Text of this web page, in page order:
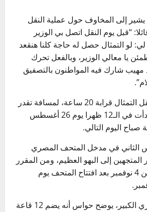
إلى المخاوف حول عملية النقل
“قبل يوم النقل اتصل بي الوزير
لو التمثال حصل له حاجة كلنا هنقعد
يا معالي الوزير، وبالفعل تحرك
شارك فيه المواطنون بالتصفيق
واستغرقت عملية نقل التمثال قرابة 20 ساعة، لمسافة تقدر
بنحو 20 كيلو مترا، بدأت في الـ12 ظهرا يوم 26 أغسطس
الثاني في مدخل المتحف المصري
المتجهين إلى البهو العظيم، ومن المقرر
إتاحة الزيارة بداية من 4 نوفمبر بعد افتتاح المتحف يوم
وعن المتحف المصري الكبير، يوضح حواس أنه يضم 12 قاعة